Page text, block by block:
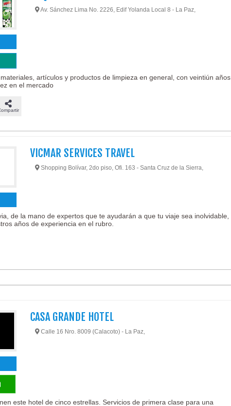
Av. Sánchez Lima No. 2226, Edif Yolanda Local 8 - La Paz,
artículos y productos de limpieza en general, con veintiún años
en el mercado
VICMAR SERVICES TRAVEL
Shopping Bolívar, 2do piso, Ofi. 163 - Santa Cruz de la Sierra,
de la mano de expertos que te ayudarán a que tu viaje sea inolvidable,
años de experiencia en el rubro.
CASA GRANDE HOTEL
Calle 16 Nro. 8009 (Calacoto) - La Paz,
este hotel de cinco estrellas. Servicios de primera clase para una